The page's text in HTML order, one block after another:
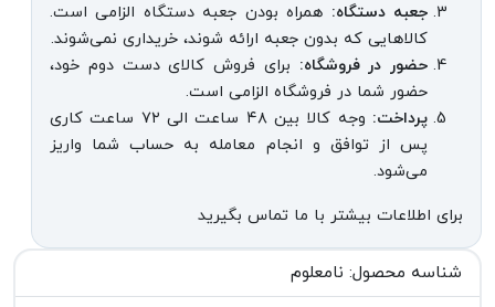
جعبه دستگاه: همراه بودن جعبه دستگاه الزامی است.
کالاهایی که بدون جعبه ارائه شوند، خریداری نمی‌شوند.
حضور در فروشگاه: برای فروش کالای دست دوم خود،
حضور شما در فروشگاه الزامی است.
پرداخت:
وجه کالا بین ۴۸ ساعت الی ۷۲ ساعت کاری
پس از توافق و انجام معامله به حساب شما واریز
می‌شود.
برای اطلاعات بیشتر با ما تماس بگیرید
شناسه محصول: نامعلوم